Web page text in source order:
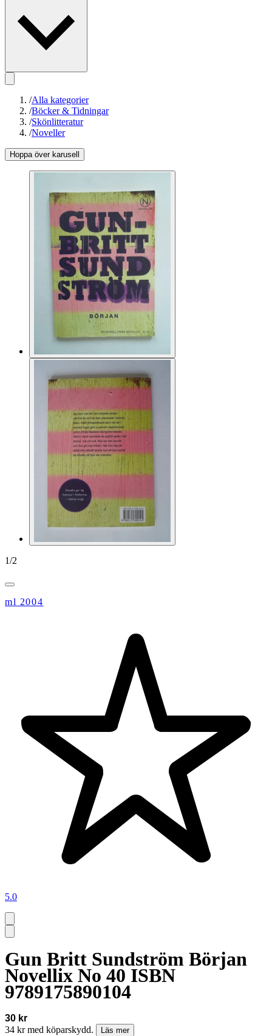
/Alla kategorier
/Böcker & Tidningar
/Skönlitteratur
/Noveller
Hoppa över karusell
1/2
ml 2004
5.0
Gun Britt Sundström Början
Novellix No 40 ISBN
9789175890104
30 kr
34 kr med köparskydd.
Läs mer